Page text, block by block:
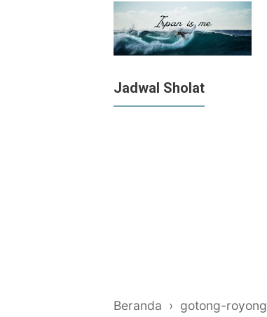
Jadwal Sholat
Beranda › gotong-royong